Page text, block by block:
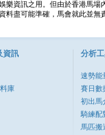
樂資訊之用。但由於香港馬
料盡可能準確，馬會就此並
資訊
庫
分析
速勢能
賽日數
初出馬
騎練配
馬匹搬